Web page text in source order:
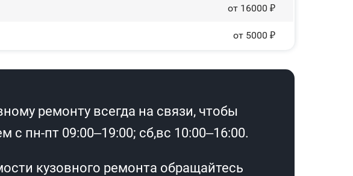
от 16000 ₽
от 5000 ₽
ремонту всегда на связи, чтобы
пн-пт 09:00–19:00; сб,вс 10:00–16:00.
кузовного ремонта обращайтесь